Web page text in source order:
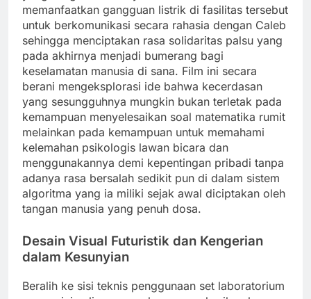
memanfaatkan gangguan listrik di fasilitas tersebut
untuk berkomunikasi secara rahasia dengan Caleb
sehingga menciptakan rasa solidaritas palsu yang
pada akhirnya menjadi bumerang bagi
keselamatan manusia di sana. Film ini secara
berani mengeksplorasi ide bahwa kecerdasan
yang sesungguhnya mungkin bukan terletak pada
kemampuan menyelesaikan soal matematika rumit
melainkan pada kemampuan untuk memahami
kelemahan psikologis lawan bicara dan
menggunakannya demi kepentingan pribadi tanpa
adanya rasa bersalah sedikit pun di dalam sistem
algoritma yang ia miliki sejak awal diciptakan oleh
tangan manusia yang penuh dosa.
Desain Visual Futuristik dan Kengerian
dalam Kesunyian
Beralih ke sisi teknis penggunaan set laboratorium